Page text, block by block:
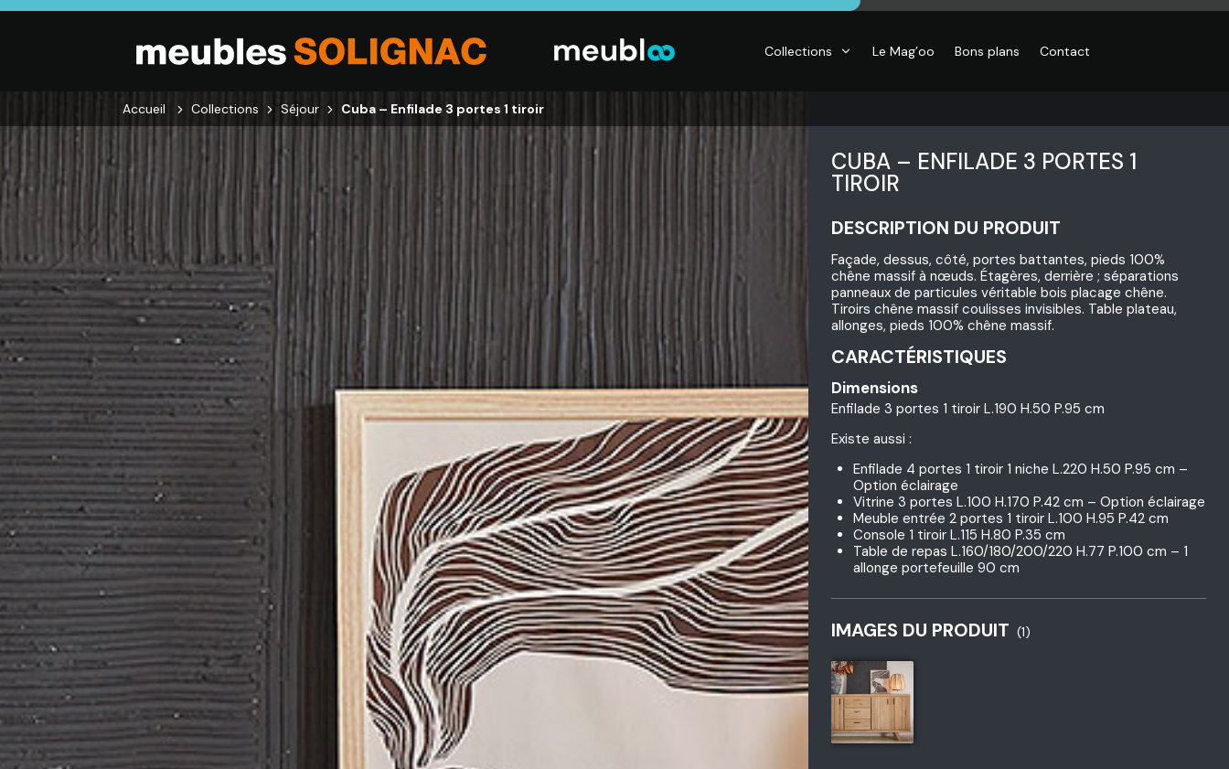
Collections
Canapés droits,
Salons d’angles
& composables,
Fauteuils et
canapés de
relaxation,
Tables basses
Tables, Chaises,
Meubles TV,
Meubles de
complément
CHAMBRE
Dressings,
Armoires, Lits,
Chevets,
Commodes
LITERIE
Matelas,
électriques,
Linge de maison
maison, Objets
Luminaires,
Le Mag’oo Bons plans Contact
Accueil Collections Séjour Cuba – Enfilade 3 portes 1 tiroir
CUBA – ENFILADE 3 PORTES 1
TIROIR
DESCRIPTION DU PRODUIT
Façade, dessus, côté, portes battantes, pieds 100%
chêne massif à nœuds. Étagères, derrière ; séparations
panneaux de particules véritable bois placage chêne.
Tiroirs chêne massif coulisses invisibles. Table plateau,
allonges, pieds 100% chêne massif.
CARACTÉRISTIQUES
Dimensions
Enfilade 3 portes 1 tiroir L.190 H.50 P.95 cm
Existe aussi :
Enfilade 4 portes 1 tiroir 1 niche L.220 H.50 P.95 cm –
Option éclairage
Vitrine 3 portes L.100 H.170 P.42 cm – Option éclairage
Meuble entrée 2 portes 1 tiroir L.100 H.95 P.42 cm
Console 1 tiroir L.115 H.80 P.35 cm
Table de repas L.160/180/200/220 H.77 P.100 cm – 1
allonge portefeuille 90 cm
IMAGES DU PRODUIT (1)